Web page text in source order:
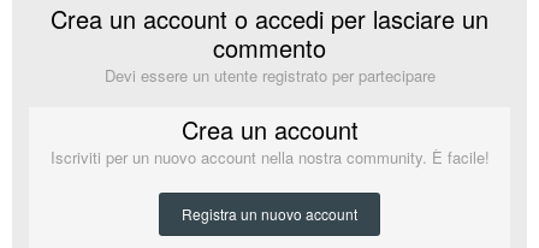
Crea un account o accedi per lasciare un
commento
Devi essere un utente registrato per partecipare
Crea un account
Iscriviti per un nuovo account nella nostra community. È facile!
Registra un nuovo account